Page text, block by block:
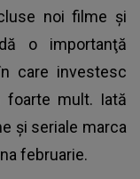
noi filme şi
o importanţă
care investesc
foarte mult. Iată
şi seriale marca
februarie.